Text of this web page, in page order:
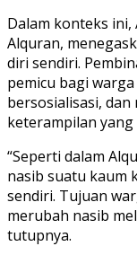
Dalam konteks
Alquran,
diri sendiri.
pemicu bagi
bersosialisasi,
keterampilan
“Seperti dalam
nasib suatu kaum
sendiri. Tujuan
merubah nasib
tutupnya.